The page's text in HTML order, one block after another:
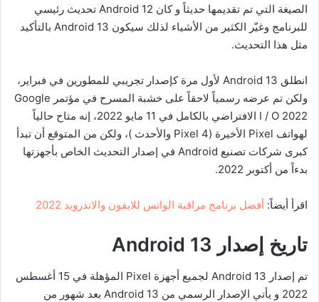
الصيغة التي تم تقديمها حديثاً و كان Android 12 تحديث رئيسي
للبرنامج وغيّر الكثير من الأشياء لذلك سيكون Android 13 بالتأكيد
مثل هذا التحديث.
انطلق Android 13 لأول مرة كإصدار تجريبي للمطورين في فبراير،
ولكن تم عرضه رسمياً لاحقاً على خشبة المسرح في مؤتمر Google
I / O 2022 الافتراضي بالكامل في 11 مايو 2022، إنه متاح حالياً
لهواتف Pixel الأخيرة (Pixel 4 والأحدث )، ولكن من المتوقع أن تبدأ
كبرى شركات تصنيع Android في إصدار التحديث الخاص بأجهزتها
بدءاً من أكتوبر 2022.
اقرأ أيضاً: أفضل برنامج مراقبة الواتس للايفون والاندرويد 2022
تاريخ إصدار Android 13
تم إصدار Android 13 لجميع أجهزة Pixel المؤهلة في 15 أغسطس
2022 و يأتي الإصدار الرسمي من Android 13 بعد شهور من